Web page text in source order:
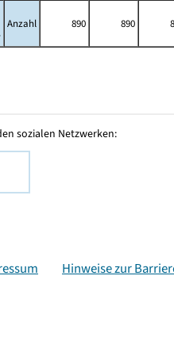
Anzahl 890 890
sozialen Netzwerken:
Hinweise zur